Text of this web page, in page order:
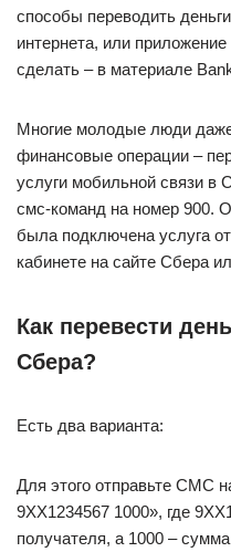
способы переводить
интернета, или
сделать – в материале
Многие молодые люди
финансовые операции –
услуги мобильной связи
смс-команд на номер 900.
была подключена услуга
кабинете на сайте Сбера
Как перевести
Сбера?
Есть два варианта:
Для этого отправьте СМС
9ХХ1234567 1000», где
получателя, а 1000 –